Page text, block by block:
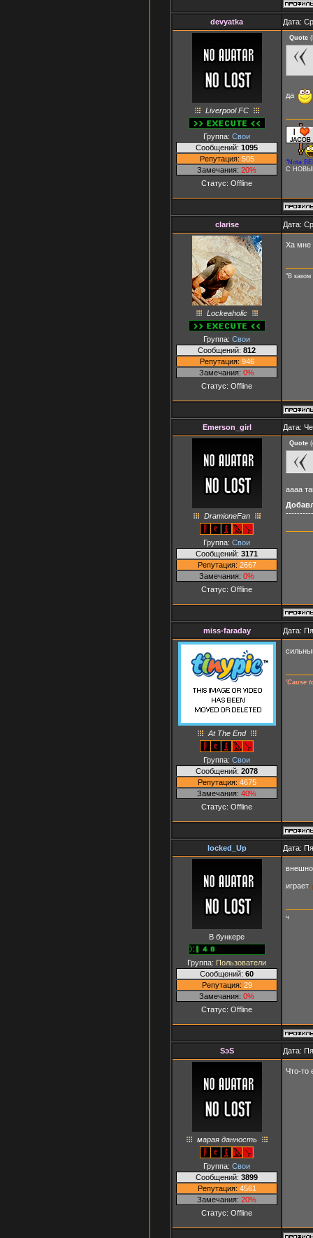
devyatka Дата:
Liverpool FC
Группа: Свои
Сообщений: 1095
Репутация: 505
Замечания: 20%
Статус: Offline
Quote (
да
"Nota
С
clarise Дата:
Lockeaholic
Группа: Свои
Сообщений: 812
Репутация: 946
Замечания: 0%
Статус: Offline
Ха мне
"В
Emerson_girl Дата:
DramioneFan
Группа: Свои
Сообщений: 3171
Репутация: 2667
Замечания: 0%
Статус: Offline
Quote (
аааа
miss-faraday Дата:
At The End
Группа: Свои
Сообщений: 2078
Репутация: 4675
Замечания: 40%
Статус: Offline
'Cause
locked_Up Дата:
В бункере
Группа: Пользователи
Сообщений: 60
Репутация: 29
Замечания: 0%
Статус: Offline
играет
ч
SэS Дата:
марая данность
Группа: Свои
Сообщений: 3899
Репутация: 4561
Замечания: 20%
Статус: Offline
Что-то